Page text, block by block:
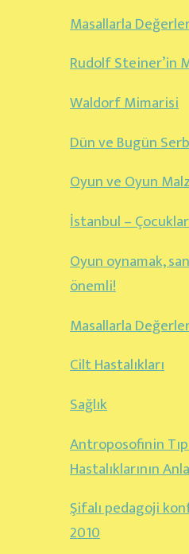
Masallarla
Rudolf Steiner’in
Waldorf Mimarisi
Dün ve Bugün
Oyun ve Oyun
İstanbul –
Oyun oynamak,
önemli!
Masallarla
Cilt Hastalıkları
Sağlık
Antroposofinin Tıp
Hastalıklarının
Şifalı pedagoji
2010